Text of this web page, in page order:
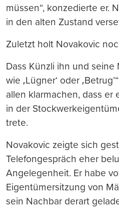
müssen“, konzedierte er.
in den alten Zustand
Zuletzt holt Novakovic
Dass Künzli ihn und seine
wie ‚Lügner‘ oder
allen klarmachen, dass er
in der
trete.
Novakovic zeigte sich
Telefongespräch eher
Angelegenheit. Er habe
Eigentümersitzung von
sein Nachbar derart